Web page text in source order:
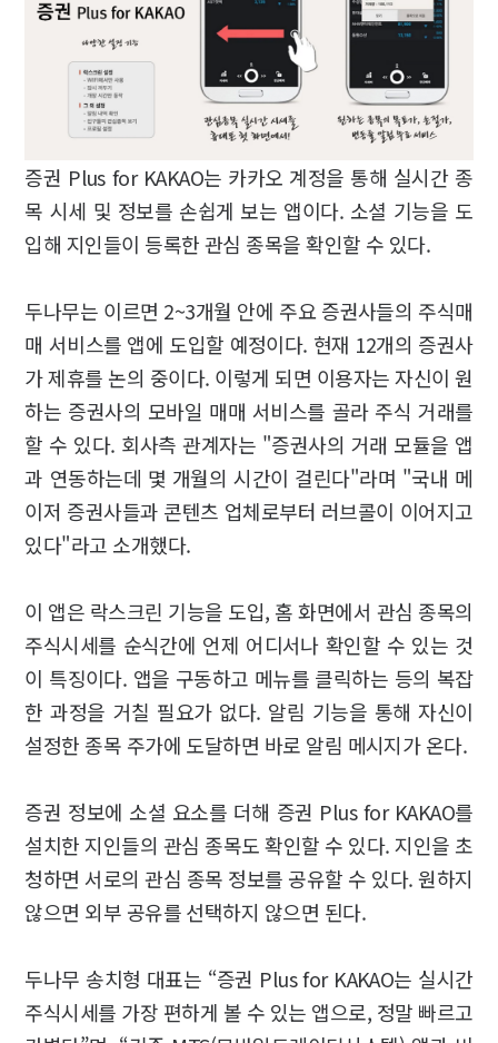
증권 Plus for KAKAO는 카카오 계정을 통해 실시간 종
목 시세 및 정보를 손쉽게 보는 앱이다. 소셜 기능을 도
입해 지인들이 등록한 관심 종목을 확인할 수 있다.
두나무는 이르면 2~3개월 안에 주요 증권사들의 주식매
매 서비스를 앱에 도입할 예정이다. 현재 12개의 증권사
가 제휴를 논의 중이다. 이렇게 되면 이용자는 자신이 원
하는 증권사의 모바일 매매 서비스를 골라 주식 거래를
할 수 있다. 회사측 관계자는 "증권사의 거래 모듈을 앱
과 연동하는데 몇 개월의 시간이 걸린다"라며 "국내 메
이저 증권사들과 콘텐츠 업체로부터 러브콜이 이어지고
있다"라고 소개했다.
이 앱은 락스크린 기능을 도입, 홈 화면에서 관심 종목의
주식시세를 순식간에 언제 어디서나 확인할 수 있는 것
이 특징이다. 앱을 구동하고 메뉴를 클릭하는 등의 복잡
한 과정을 거칠 필요가 없다. 알림 기능을 통해 자신이
설정한 종목 주가에 도달하면 바로 알림 메시지가 온다.
증권 정보에 소셜 요소를 더해 증권 Plus for KAKAO를
설치한 지인들의 관심 종목도 확인할 수 있다. 지인을 초
청하면 서로의 관심 종목 정보를 공유할 수 있다. 원하지
않으면 외부 공유를 선택하지 않으면 된다.
두나무 송치형 대표는 “증권 Plus for KAKAO는 실시간
주식시세를 가장 편하게 볼 수 있는 앱으로, 정말 빠르고